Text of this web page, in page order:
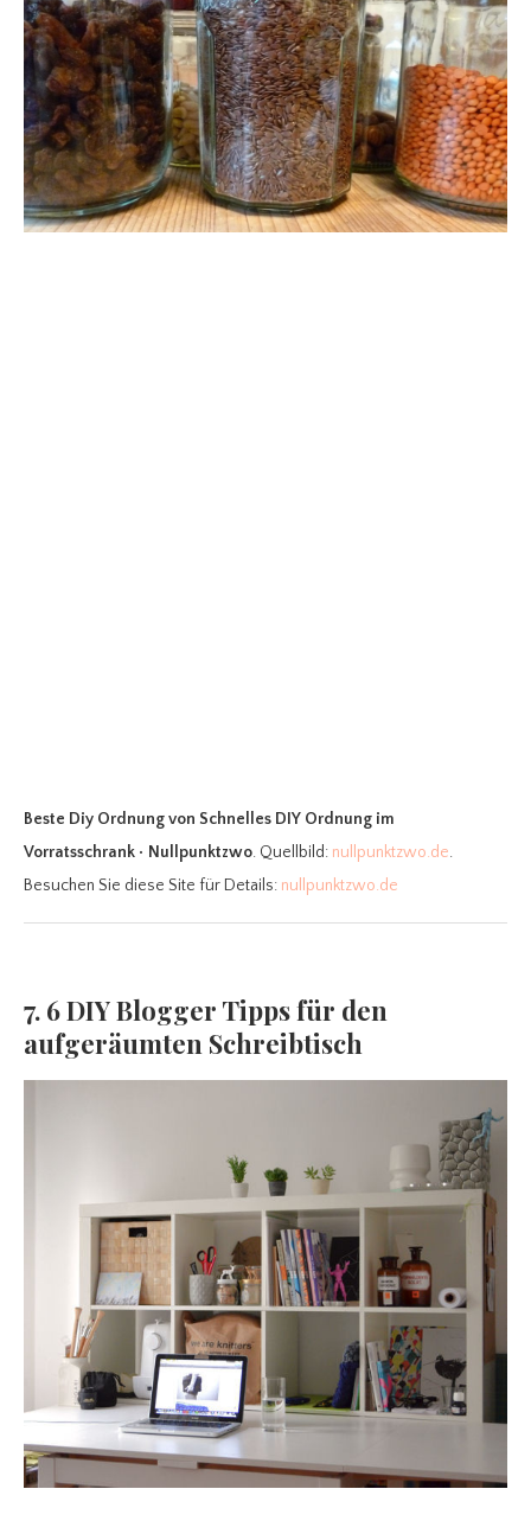
Beste Diy Ordnungvon Schnelles DIY Ordnung im
Vorratsschrank • Nullpunktzwo. Quellbild: nullpunktzwo.de.
Besuchen Sie diese Site für Details: nullpunktzwo.de
7. 6 DIY Blogger Tipps für den
aufgeräumten Schreibtisch